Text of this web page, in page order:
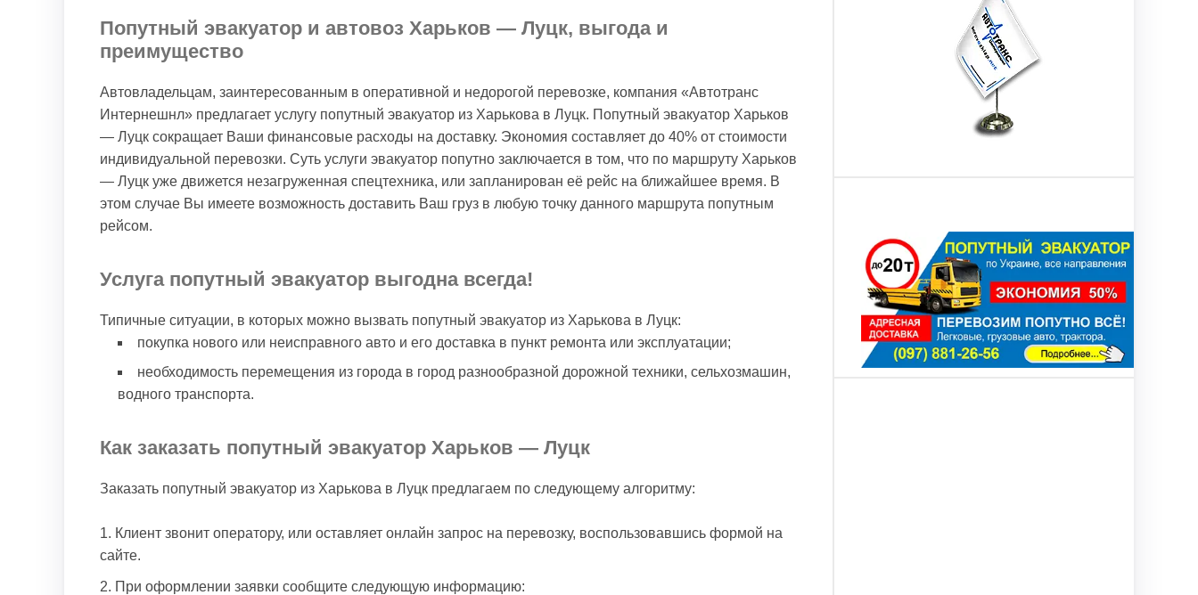
Попутный эвакуатор и автовоз Харьков — Луцк, выгода и
преимущество
Автовладельцам, заинтересованным в оперативной и недорогой перевозке, компания «Автотранс
Интернешнл» предлагает услугу попутный эвакуатор из Харькова в Луцк. Попутный эвакуатор Харьков
— Луцк сокращает Ваши финансовые расходы на доставку. Экономия составляет до 40% от стоимости
индивидуальной перевозки. Суть услуги эвакуатор попутно заключается в том, что по маршруту Харьков
— Луцк уже движется незагруженная спецтехника, или запланирован её рейс на ближайшее время. В
этом случае Вы имеете возможность доставить Ваш груз в любую точку данного маршрута попутным
рейсом.
Услуга попутный эвакуатор выгодна всегда!
Типичные ситуации, в которых можно вызвать попутный эвакуатор из Харькова в Луцк:
покупка нового или неисправного авто и его доставка в пункт ремонта или эксплуатации;
необходимость перемещения из города в город разнообразной дорожной техники, сельхозмашин,
водного транспорта.
Как заказать попутный эвакуатор Харьков — Луцк
Заказать попутный эвакуатор из Харькова в Луцк предлагаем по следующему алгоритму:
Клиент звонит оператору, или оставляет онлайн запрос на перевозку, воспользовавшись формой на
сайте.
При оформлении заявки сообщите следующую информацию: